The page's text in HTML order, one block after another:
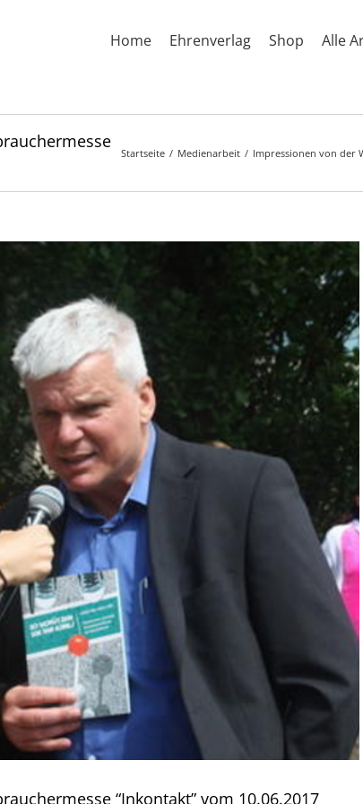
Home Ehrenverlag Shop Alle
Startseite Medienarbeit Impressionen von der
“Inkontakt” vom 10.06.2017